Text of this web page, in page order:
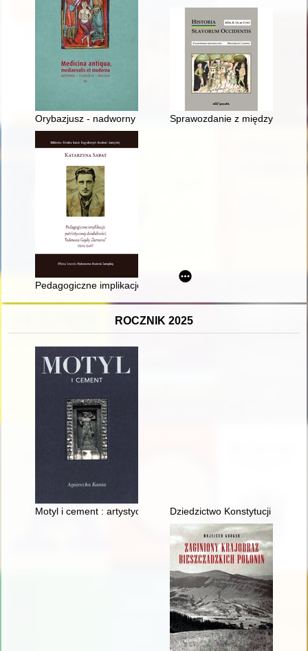
Orybazjusz - nadworny lekarz i przyjaciel cesarza Juliana
Sprawozdanie z
Pedagogiczne implikacje patriotycznej działalności Tadeusza
ROCZNIK 2025
Motyl i cement : artystyczne niespodzianki opolskich ulic
Dziedzictwo Konstytucji 1812